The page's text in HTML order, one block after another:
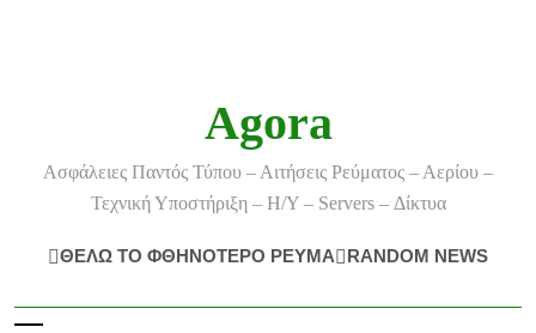
Agora
Ασφάλειες Παντός Τύπου – Αιτήσεις Ρεύματος – Αερίου –
Τεχνική Υποστήριξη – Η/Υ – Servers – Δίκτυα
ΘΕΛΩ ΤΟ ΦΘΗΝΟΤΕΡΟ ΡΕΥΜΑ RANDOM NEWS